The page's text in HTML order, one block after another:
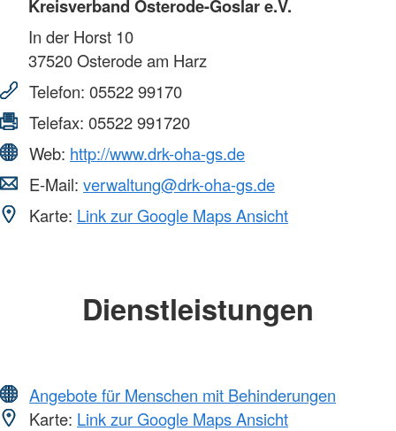
Kreisverband Osterode-Goslar e.V.
In der Horst 10
37520Osterode am Harz
Telefon: 05522 99170
Telefax: 05522 991720
Web: http://www.drk-oha-gs.de
E-Mail: verwaltung@drk-oha-gs.de
Karte: Link zur Google Maps Ansicht
Dienstleistungen
Angebote für Menschen mit Behinderungen
Karte: Link zur Google Maps Ansicht